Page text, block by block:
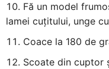
Fă un model
lamei cuțitului, unge
Coace la 180 de
Scoate din cuptor